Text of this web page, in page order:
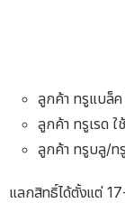
ลูกค้า ทรูแบล็
ลูกค้า ทรูเรด
ลูกค้า ทรูบลู/ท
แลกสิทธิ์ได้ตั้งแต่